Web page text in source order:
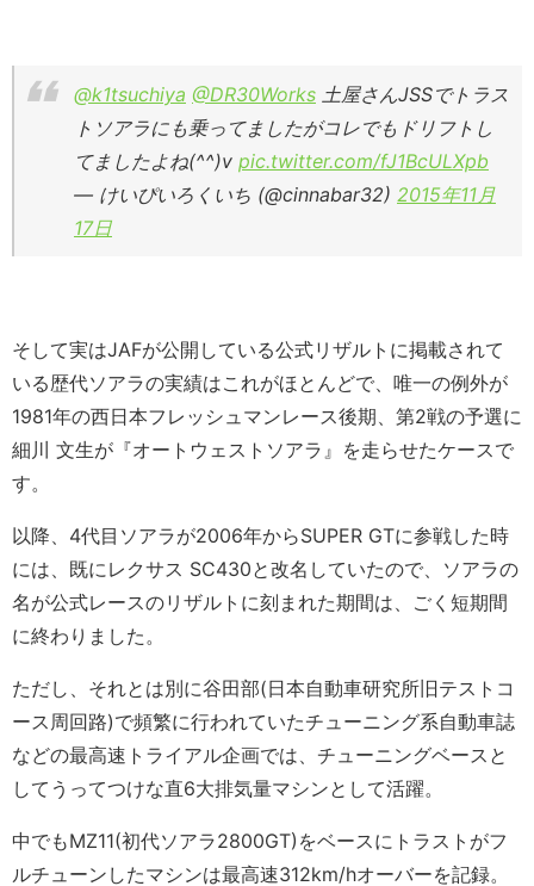
@k1tsuchiya @DR30Works 土屋さんJSSでトラス
トソアラにも乗ってましたがコレでもドリフトし
てましたよね(^^)v pic.twitter.com/fJ1BcULXpb
— けいぴいろくいち (@cinnabar32) 2015年11月
17日
そして実はJAFが公開している公式リザルトに掲載されて
いる歴代ソアラの実績はこれがほとんどで、唯一の例外が
1981年の西日本フレッシュマンレース後期、第2戦の予選に
細川 文生が『オートウェストソアラ』を走らせたケースで
す。
以降、4代目ソアラが2006年からSUPER GTに参戦した時
には、既にレクサス SC430と改名していたので、ソアラの
名が公式レースのリザルトに刻まれた期間は、ごく短期間
に終わりました。
ただし、それとは別に谷田部(日本自動車研究所旧テストコ
ース周回路)で頻繁に行われていたチューニング系自動車誌
などの最高速トライアル企画では、チューニングベースと
してうってつけな直6大排気量マシンとして活躍。
中でもMZ11(初代ソアラ2800GT)をベースにトラストがフ
ルチューンしたマシンは最高速312km/hオーバーを記録。